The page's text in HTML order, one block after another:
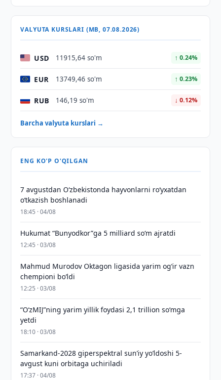
VALYUTA KURSLARI (MB, 07.08.2026)
USD 11915,64 so'm ↑ 0.24%
EUR 13749,46 so'm ↑ 0.23%
RUB 146,19 so'm ↓ 0.12%
Barcha valyuta kurslari →
ENG KO'P O'QILGAN
7 avgustdan O‘zbekistonda hayvonlarni ro‘yxatdan
o‘tkazish boshlanadi
18:45 · 04/08
Hukumat “Bunyodkor”ga 5 milliard so‘m ajratdi
12:45 · 03/08
Mahmud Murodov Oktagon ligasida yarim og‘ir vazn
chempioni bo‘ldi
12:25 · 03/08
“O‘zMIJ”ning yarim yillik foydasi 2,1 trillion so‘mga
yetdi
18:10 · 03/08
Samarkand-2028 giperspektral sun’iy yo‘ldoshi 5-
avgust kuni orbitaga uchiriladi
17:37 · 04/08